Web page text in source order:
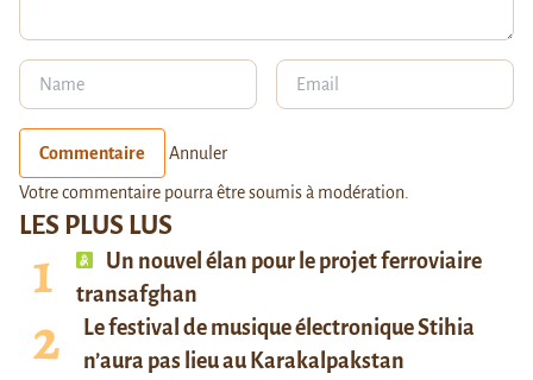
LES PLUS LUS
Un nouvel élan pour le projet ferroviaire
transafghan
Le festival de musique électronique Stihia
n’aura pas lieu au Karakalpakstan
Commentaire Annuler
Votre commentaire pourra être soumis à modération.